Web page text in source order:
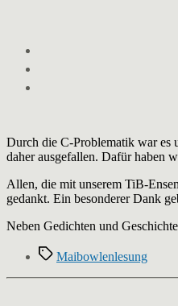
Durch die C-Problematik war es
daher ausgefallen. Dafür haben
Allen, die mit unserem TiB-
gedankt. Ein besonderer Dank
Neben Gedichten und
Schlagwörter
Maibowlenlesung